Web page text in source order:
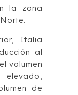
la zona
Italia
al
volumen
de